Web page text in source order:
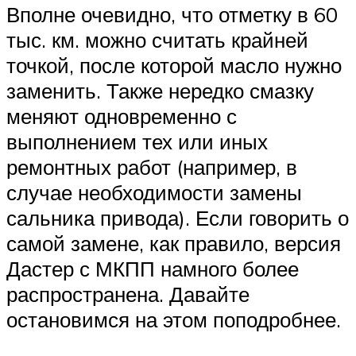
Вполне очевидно, что отметку в 60
тыс. км. можно считать крайней
точкой, после которой масло нужно
заменить. Также нередко смазку
меняют одновременно с
выполнением тех или иных
ремонтных работ (например, в
случае необходимости замены
сальника привода). Если говорить о
самой замене, как правило, версия
Дастер с МКПП намного более
распространена. Давайте
остановимся на этом поподробнее.